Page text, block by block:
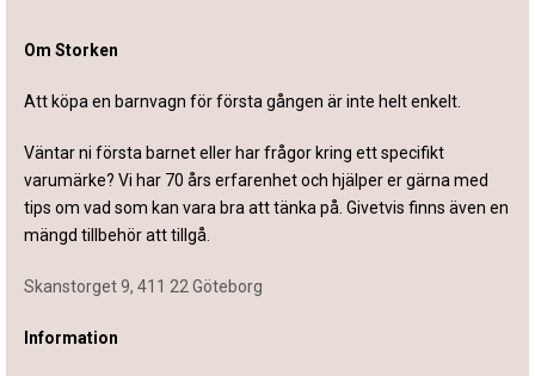
Om Storken
Att köpa en barnvagn för första gången är inte helt enkelt.
Väntar ni första barnet eller har frågor kring ett specifikt
varumärke? Vi har 70 års erfarenhet och hjälper er gärna med
tips om vad som kan vara bra att tänka på. Givetvis finns även en
mängd tillbehör att tillgå.
Skanstorget 9, 411 22 Göteborg
Information